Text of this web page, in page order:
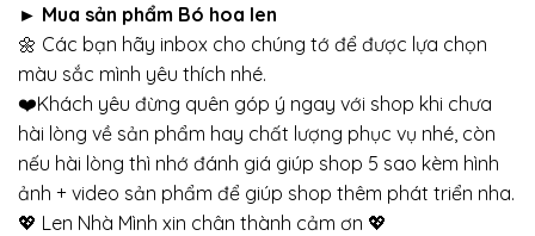
► Mua sản phẩm Bó hoa len
🌼 Các bạn hãy inbox cho chúng tớ để được lựa chọn
màu sắc mình yêu thích nhé.
❤️Khách yêu đừng quên góp ý ngay với shop khi chưa
hài lòng về sản phẩm hay chất lượng phục vụ nhé, còn
nếu hài lòng thì nhớ đánh giá giúp shop 5 sao kèm hình
ảnh + video sản phẩm để giúp shop thêm phát triển nha.
💖 Len Nhà Mình xin chân thành cảm ơn 💖